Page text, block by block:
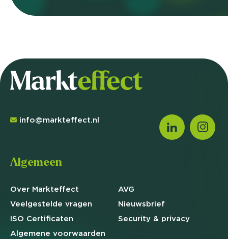
info@markteffect.nl
Algemeen
Over Markteffect
Veelgestelde vragen
ISO Certificaten
Algemene voorwaarden
AVG
Nieuwsbrief
Security & privacy